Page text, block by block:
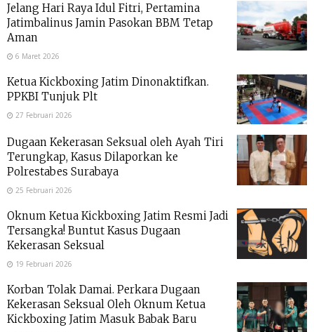
Jelang Hari Raya Idul Fitri, Pertamina
Jatimbalinus Jamin Pasokan BBM Tetap
Aman
6 Maret 2026
Ketua Kickboxing Jatim Dinonaktifkan.
PPKBI Tunjuk Plt
27 Februari 2026
Dugaan Kekerasan Seksual oleh Ayah Tiri
Terungkap, Kasus Dilaporkan ke
Polrestabes Surabaya
25 Februari 2026
Oknum Ketua Kickboxing Jatim Resmi Jadi
Tersangka! Buntut Kasus Dugaan
Kekerasan Seksual
19 Februari 2026
Korban Tolak Damai. Perkara Dugaan
Kekerasan Seksual Oleh Oknum Ketua
Kickboxing Jatim Masuk Babak Baru